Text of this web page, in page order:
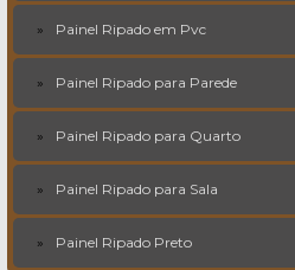
Painel Ripado em Pvc
Painel Ripado para Parede
Painel Ripado para Quarto
Painel Ripado para Sala
Painel Ripado Preto